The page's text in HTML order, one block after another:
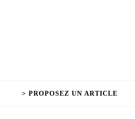
> PROPOSEZ UN ARTICLE